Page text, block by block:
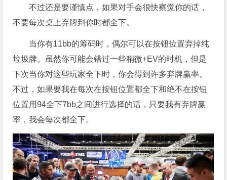
不过还是要谨慎点，如果对手会很快察觉你的话，
不要每次桌上弃牌到你时都全下。
当你有11bb的筹码时，偶尔可以在按钮位置弃掉纯
垃圾牌。虽然你可能会错过一些稍微+EV的时机，但是
下次当你对这些玩家全下时，你会得到许多弃牌赢率。
不过，如果要我在每次在按钮位置都全下和绝不在按钮
位置用94全下7bb之间进行选择的话，只要我有弃牌赢
率，我会每次都全下。